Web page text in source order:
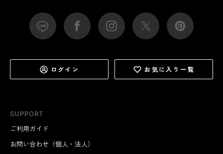
SUPPORT
ご利用ガイド
お問い合わせ（個人・法人）
ログイン お気に入り一覧